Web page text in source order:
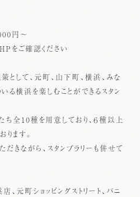
円～
をご確認ください
として、元町、山下町、横浜、みな
いる横浜を楽しむことができるスタン
ち全10種を用意しており、６種以上
ます。
きながら、スタンプラリーも併せて
、元町ショッピングストリート、バニ